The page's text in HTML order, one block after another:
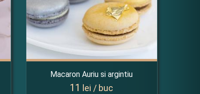
Macaron Auriu si argintiu
11 lei / buc